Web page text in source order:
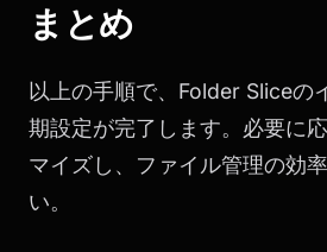
まとめ
以上の手順で、Folder Sliceの
期設定が完了します。必要に
マイズし、ファイル管理の効
い。